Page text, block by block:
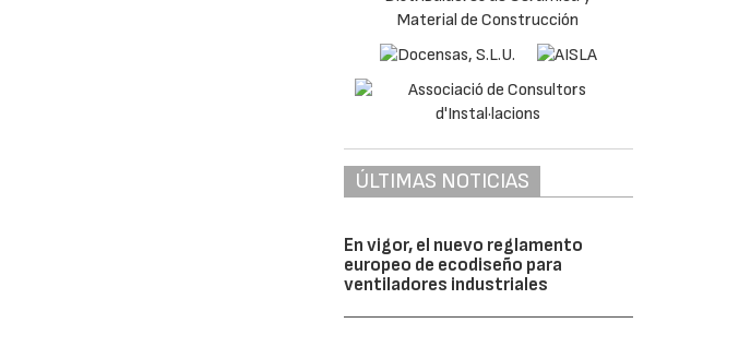
ÚLTIMAS NOTICIAS
En vigor, el nuevo reglamento
europeo de ecodiseño para
ventiladores industriales